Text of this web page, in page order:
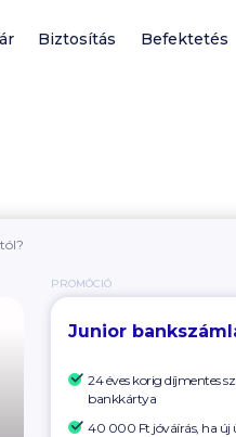
Biztosítás Befektetés
PROMÓCIÓ
Junior
24 éves korig díjmentes
bankkártya
40 000 Ft jóváírás, ha